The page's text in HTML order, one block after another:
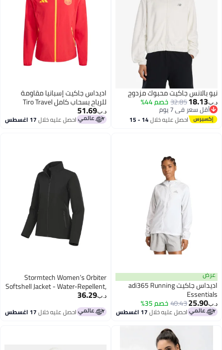
نيو بالانس جاكيت محبوك مزدوج
د.ب‏18.13
32.85 خصم 44%
أقل سعر في 7 يوم
أقل سعر في 7 يوماحصل عليه خلال 14 - 15
اديداس جاكيت إسبانيا مقاومة
للرياح بسحاب كامل Tiro Travel
د.ب‏51.69
احصل عليه خلال17 اغسطس
عرض
اديداس جاكيت adi365 Running
Essentials
د.ب‏25.90
40.43 خصم 35%
احصل عليه خلال17 اغسطس
Stormtech Women’s Orbiter
Softshell Jacket - Water-Repellent,
Wind-Resistant Mid-Weight
Fleece-Back Stretch Soft Shell for
Outdoor, Work, Travel & Everyday
د.ب‏36.29
احصل عليه خلال17 اغسطس